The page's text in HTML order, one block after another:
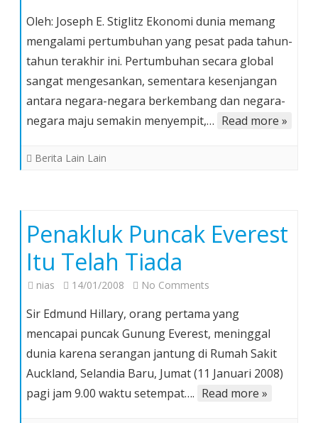
di
Ambang
Pintu
Oleh: Joseph E. Stiglitz Ekonomi dunia memang
mengalami pertumbuhan yang pesat pada tahun-
tahun terakhir ini. Pertumbuhan secara global
sangat mengesankan, sementara kesenjangan
antara negara-negara berkembang dan negara-
negara maju semakin menyempit,… Read more »
Berita Lain Lain
Penakluk Puncak Everest
Itu Telah Tiada
nias 14/01/2008 No Comments
Puncak
Everest
Itu
Telah
Tiada
Sir Edmund Hillary, orang pertama yang
mencapai puncak Gunung Everest, meninggal
dunia karena serangan jantung di Rumah Sakit
Auckland, Selandia Baru, Jumat (11 Januari 2008)
pagi jam 9.00 waktu setempat…. Read more »